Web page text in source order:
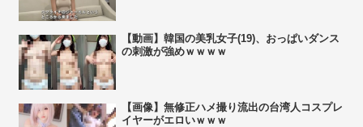
【動画】韓国の美乳女子(19)、おっぱいダンス
の刺激が強めｗｗｗｗ
【画像】無修正ハメ撮り流出の台湾人コスプレ
イヤーがエロいｗｗｗ